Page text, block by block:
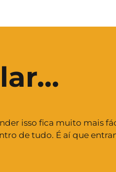
isso fica muito mais
de tudo. É aí que